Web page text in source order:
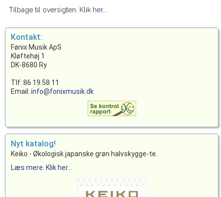
Tilbage til oversigten. Klik her...
Kontakt:
Fønix Musik ApS
Kløftehøj 1
DK-8680 Ry
Tlf: 86 19 58 11
Email: info@fonixmusik.dk
Nyt katalog!
Keiko - Økologisk japanske grøn halvskygge-te.
Læs mere. Klik her...